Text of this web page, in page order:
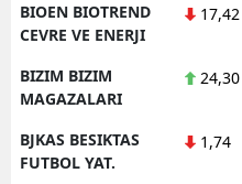
BIOEN BIOTREND
CEVRE VE ENERJI
17,42
BIZIM BIZIM
MAGAZALARI
24,30
BJKAS BESIKTAS
FUTBOL YAT.
1,74